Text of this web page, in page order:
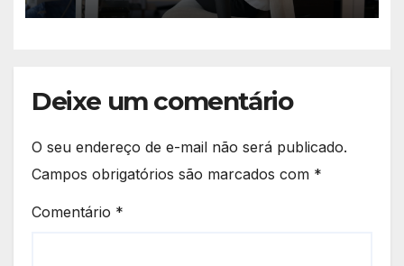
Deixe um comentário
O seu endereço de e-mail não será publicado.
Campos obrigatórios são marcados com *
Comentário *